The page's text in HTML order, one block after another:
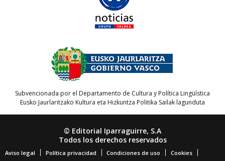
Subvencionada por el Departamento de Cultura y Política Lingüística
Eusko Jaurlaritzako Kultura eta Hizkuntza Politika Sailak lagunduta
© Editorial Iparraguirre, S.A
Todos los derechos reservados
Aviso legal Política privacidad Condiciones de uso Cookies